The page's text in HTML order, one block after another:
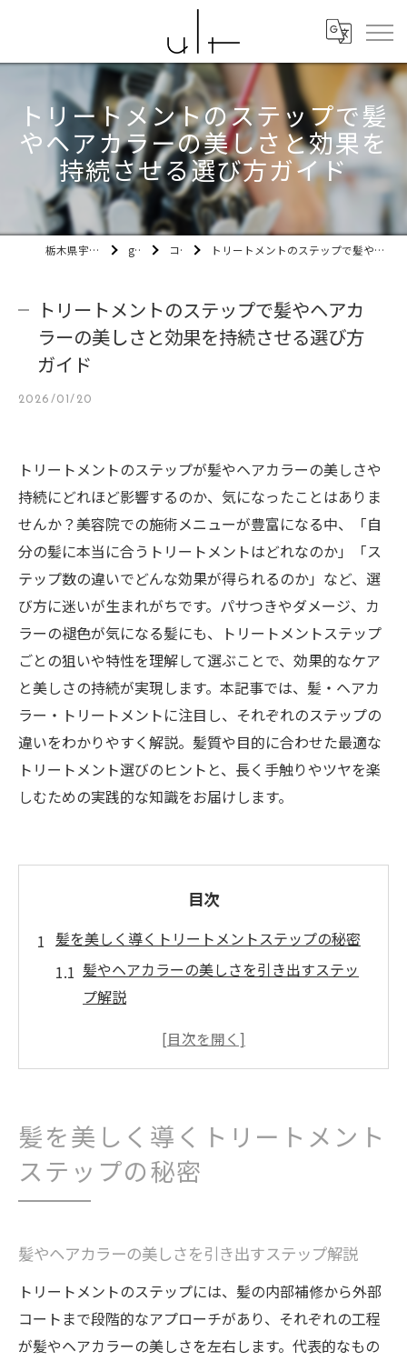
トリートメントのステップで髪
やヘアカラーの美しさと効果を
持続させる選び方ガイド
栃木県宇都宮市の美容室ult gallery コラム トリートメントのステップで髪やヘアカラーの美しさと効果を持続させる選び方ガイド
トリートメントのステップで髪やヘアカ
ラーの美しさと効果を持続させる選び方
ガイド
2026/01/20
トリートメントのステップが髪やヘアカラーの美しさや
持続にどれほど影響するのか、気になったことはありま
せんか？美容院での施術メニューが豊富になる中、「自
分の髪に本当に合うトリートメントはどれなのか」「ス
テップ数の違いでどんな効果が得られるのか」など、選
び方に迷いが生まれがちです。パサつきやダメージ、カ
ラーの褪色が気になる髪にも、トリートメントステップ
ごとの狙いや特性を理解して選ぶことで、効果的なケア
と美しさの持続が実現します。本記事では、髪・ヘアカ
ラー・トリートメントに注目し、それぞれのステップの
違いをわかりやすく解説。髪質や目的に合わせた最適な
トリートメント選びのヒントと、長く手触りやツヤを楽
しむための実践的な知識をお届けします。
目次
髪を美しく導くトリートメントステップの秘密
髪やヘアカラーの美しさを引き出すステッ
プ解説
トリートメントが髪質に与える効果と選び
トリートメントステップが持続力に与える
影響
美髪を保つトリートメントステップのポイ
ヘアカラー長持ちへ導くおすすめケア工程
ヘアカラーと髪を守るトリートメント工程
の基本
カラーの持ちを良くするステップケアの秘
髪を美しく導くトリートメント
ステップの秘密
髪やヘアカラーの美しさを引き出すステップ解説
トリートメントのステップには、髪の内部補修から外部
コートまで段階的なアプローチがあり、それぞれの工程
が髪やヘアカラーの美しさを左右します。代表的なもの